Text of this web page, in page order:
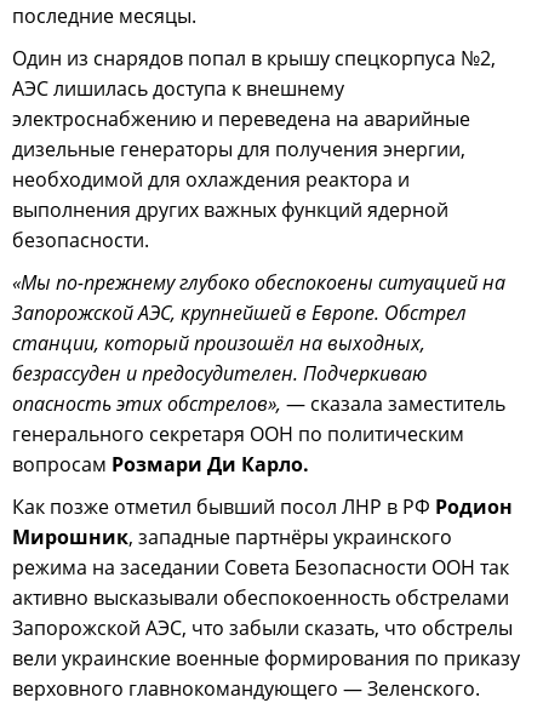
последние месяцы.
Один из снарядов попал в крышу спецкорпуса №2,
АЭС лишилась доступа к внешнему
электроснабжению и переведена на аварийные
дизельные генераторы для получения энергии,
необходимой для охлаждения реактора и
выполнения других важных функций ядерной
безопасности.
«Мы по-прежнему глубоко обеспокоены ситуацией на
Запорожской АЭС, крупнейшей в Европе. Обстрел
станции, который произошёл на выходных,
безрассуден и предосудителен. Подчеркиваю
опасность этих обстрелов», — сказала заместитель
генерального секретаря ООН по политическим
вопросам Розмари Ди Карло.
Как позже отметил бывший посол ЛНР в РФ Родион
Мирошник, западные партнёры украинского
режима на заседании Совета Безопасности ООН так
активно высказывали обеспокоенность обстрелами
Запорожской АЭС, что забыли сказать, что обстрелы
вели украинские военные формирования по приказу
верховного главнокомандующего — Зеленского.